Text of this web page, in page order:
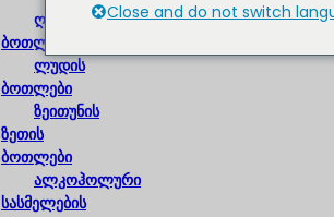
ღვინის
ბოთლები
ლუდის
ბოთლები
ზეითუნის
ზეთის
ბოთლები
ალკოჰოლური
სასმელების
Close and do not switch